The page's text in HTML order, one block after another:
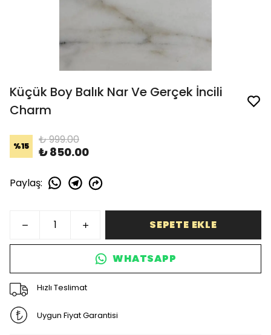
Küçük Boy Balık Nar Ve Gerçek İncili
Charm
%15 ₺ 999.00
₺ 850.00
Paylaş:
SEPETE EKLE
WHATSAPP
Hızlı Teslimat
Uygun Fiyat Garantisi